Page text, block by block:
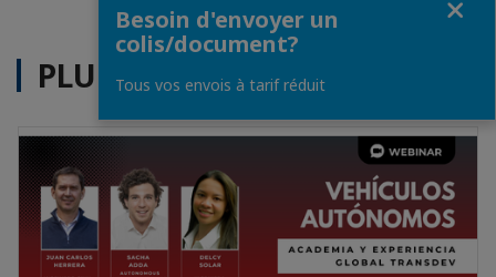
PLUS D'ACTUALITÉS
Besoin d'envoyer un
colis/document?
Tous vos envois à tarif réduit